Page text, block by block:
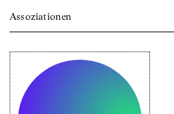
Assoziationen